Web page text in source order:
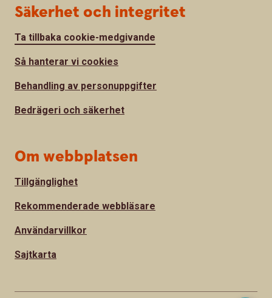
Säkerhet och integritet
Ta tillbaka cookie-medgivande
Så hanterar vi cookies
Behandling av personuppgifter
Bedrägeri och säkerhet
Om webbplatsen
Tillgänglighet
Rekommenderade webbläsare
Användarvillkor
Sajtkarta